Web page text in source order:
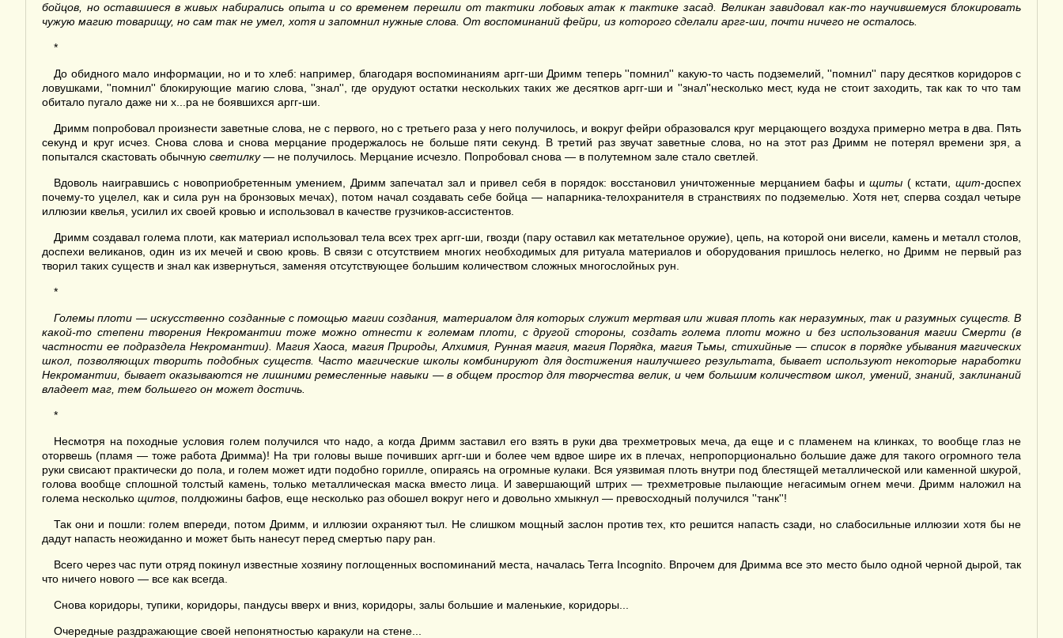
бойцов, но оставшиеся в живых набирались опыта и со временем перешли от тактики лобовых атак к тактике засад. Великан завидовал как-то научившемуся блокировать
чужую магию товарищу, но сам так не умел, хотя и запомнил нужные слова. От воспоминаний фейри, из которого сделали аргг-ши, почти ничего не осталось.
*
До обидного мало информации, но и то хлеб: например, благодаря воспоминаниям аргг-ши Дримм теперь ''помнил'' какую-то часть подземелий, ''помнил'' пару десятков коридоров с
ловушками, ''помнил'' блокирующие магию слова, ''знал'', где орудуют остатки нескольких таких же десятков аргг-ши и ''знал''несколько мест, куда не стоит заходить, так как то что там
обитало пугало даже ни х...ра не боявшихся аргг-ши.
Дримм попробовал произнести заветные слова, не с первого, но с третьего раза у него получилось, и вокруг фейри образовался круг мерцающего воздуха примерно метра в два. Пять
секунд и круг исчез. Снова слова и снова мерцание продержалось не больше пяти секунд. В третий раз звучат заветные слова, но на этот раз Дримм не потерял времени зря, а
попытался скастовать обычную светилку— не получилось. Мерцание исчезло. Попробовал снова — в полутемном зале стало светлей.
Вдоволь наигравшись с новоприобретенным умением, Дримм запечатал зал и привел себя в порядок: восстановил уничтоженные мерцанием бафы ищиты ( кстати,щит-доспех
почему-то уцелел, как и сила рун на бронзовых мечах), потом начал создавать себе бойца — напарника-телохранителя в странствиях по подземелью. Хотя нет, сперва создал четыре
иллюзии квелья, усилил их своей кровью и использовал в качестве грузчиков-ассистентов.
Дримм создавал голема плоти, как материал использовал тела всех трех аргг-ши, гвозди (пару оставил как метательное оружие), цепь, на которой они висели, камень и металл столов,
доспехи великанов, один из их мечей и свою кровь. В связи с отсутствием многих необходимых для ритуала материалов и оборудования пришлось нелегко, но Дримм не первый раз
творил таких существ и знал как извернуться, заменяя отсутствующее большим количеством сложных многослойных рун.
*
Големы плоти — искусственно созданные с помощью магии создания, материалом для которых служит мертвая или живая плоть как неразумных, так и разумных существ. В
какой-то степени творения Некромантии тоже можно отнести к големам плоти, с другой стороны, создать голема плоти можно и без использования магии Смерти (в
частности ее подраздела Некромантии). Магия Хаоса, магия Природы, Алхимия, Рунная магия, магия Порядка, магия Тьмы, стихийные — список в порядке убывания магических
школ, позволяющих творить подобных существ. Часто магические школы комбинируют для достижения наилучшего результата, бывает используют некоторые наработки
Некромантии, бывает оказываются не лишними ремесленные навыки — в общем простор для творчества велик, и чем большим количеством школ, умений, знаний, заклинаний
владеет маг, тем большего он может достичь.
*
Несмотря на походные условия голем получился что надо, а когда Дримм заставил его взять в руки два трехметровых меча, да еще и с пламенем на клинках, то вообще глаз не
оторвешь (пламя — тоже работа Дримма)! На три головы выше почивших аргг-ши и более чем вдвое шире их в плечах, непропорционально большие даже для такого огромного тела
руки свисают практически до пола, и голем может идти подобно горилле, опираясь на огромные кулаки. Вся уязвимая плоть внутри под блестящей металлической или каменной шкурой,
голова вообще сплошной толстый камень, только металлическая маска вместо лица. И завершающий штрих — трехметровые пылающие негасимым огнем мечи. Дримм наложил на
голема несколько щитов , полдюжины бафов, еще несколько раз обошел вокруг него и довольно хмыкнул — превосходный получился ''танк''!
Так они и пошли: голем впереди, потом Дримм, и иллюзии охраняют тыл. Не слишком мощный заслон против тех, кто решится напасть сзади, но слабосильные иллюзии хотя бы не
дадут напасть неожиданно и может быть нанесут перед смертью пару ран.
Всего через час пути отряд покинул известные хозяину поглощенных воспоминаний места, началась Terra Incognito. Впрочем для Дримма все это место было одной черной дырой, так
что ничего нового — все как всегда.
Снова коридоры, тупики, коридоры, пандусы вверх и вниз, коридоры, залы большие и маленькие, коридоры...
Очередные раздражающие своей непонятностью каракули на стене...